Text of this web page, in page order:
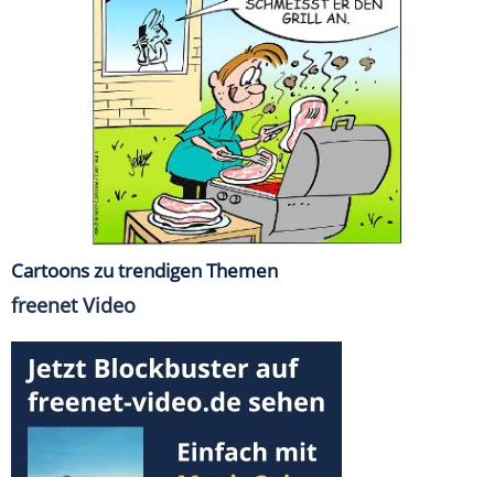
Cartoons zu trendigen Themen
freenet Video